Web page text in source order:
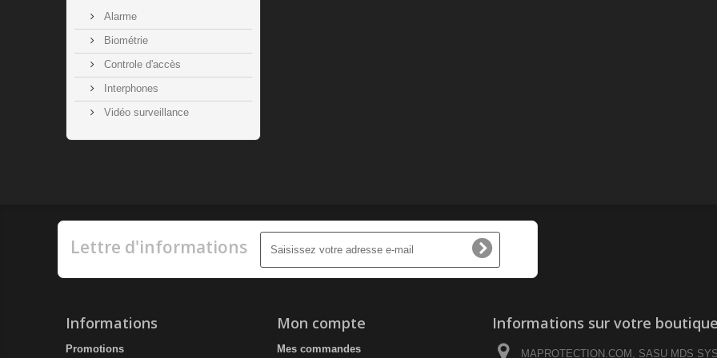
Alarme
Biométrie
Controle d'accès
Interphones
Vidéo surveillance
Lettre d'informations
Informations
Promotions
Mon compte
Mes commandes
Informations sur votre boutique
MAPROTECTION.COM, SASU MDS